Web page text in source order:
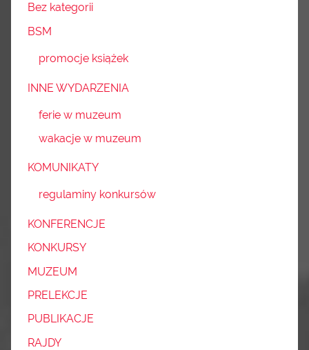
Bez kategorii
BSM
promocje książek
INNE WYDARZENIA
ferie w muzeum
wakacje w muzeum
KOMUNIKATY
regulaminy konkursów
KONFERENCJE
KONKURSY
MUZEUM
PRELEKCJE
PUBLIKACJE
RAJDY